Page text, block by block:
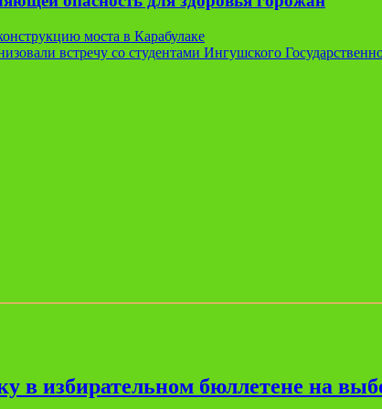
моста в Карабулаке
встречу со студентами Ингушского
в избирательном бюллетене на